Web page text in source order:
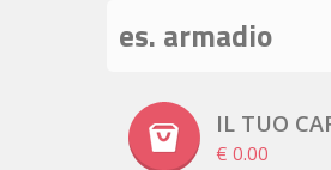
IL TUO
€ 0.00